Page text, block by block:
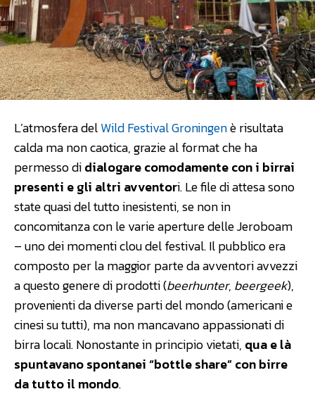
L’atmosfera delWild Festival Groningenè risultata
calda ma non caotica, grazie al format che ha
permesso didialogare comodamente con i birrai
presenti e gli altri avventori. Le file di attesa sono
state quasi del tutto inesistenti, se non in
concomitanza con le varie aperture delle Jeroboam
– uno dei momenti clou del festival. Il pubblico era
composto per la maggior parte da avventori avvezzi
a questo genere di prodotti (beerhunter, beergeek),
provenienti da diverse parti del mondo (americani e
cinesi su tutti), ma non mancavano appassionati di
birra locali. Nonostante in principio vietati, qua e là
spuntavano spontanei “bottle share” con birre
da tutto il mondo.